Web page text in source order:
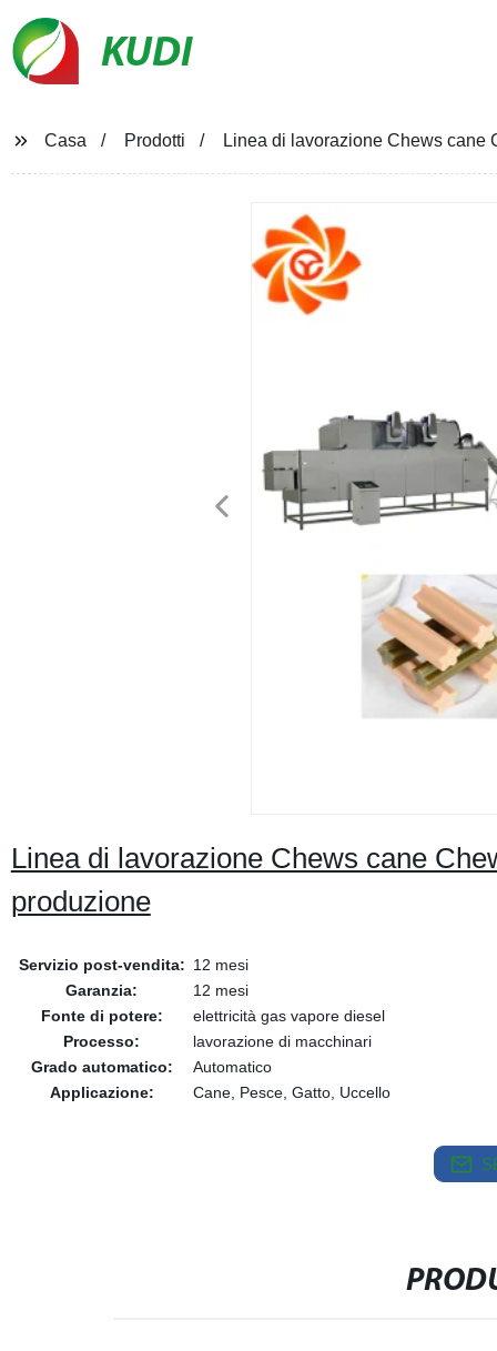
KUDI
Casa Prodotti Linea di lavorazione Chews cane
Linea di lavorazione Chews cane
produzione
Servizio post-vendita: 12 mesi
Garanzia:
12 mesi
Fonte di potere:
elettricità gas vapore diesel
Processo:
lavorazione di macchinari
Grado automatico:
Automatico
Applicazione:
Cane, Pesce, Gatto, Uccello